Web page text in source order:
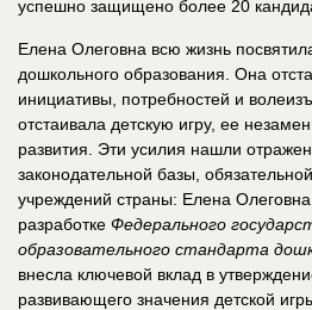
успешно защищено более 20
Елена Олеговна всю жизнь
дошкольного образования. Она
инициативы, потребностей и
отстаивала детскую игру, ее
развития. Эти усилия нашли
законодательной базы,
учреждений страны: Елена Олеговна
разработке Федерального
образовательного стандарта
внесла ключевой вклад в
развивающего значения детской